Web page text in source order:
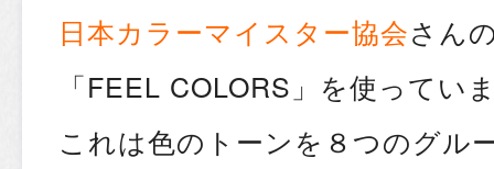
日本カラーマイスター協会さん
「FEEL COLORS」を使ってい
これは色のトーンを８つのグル